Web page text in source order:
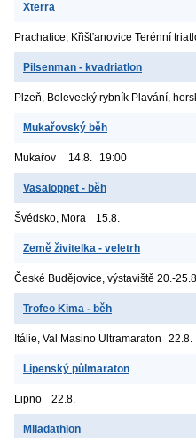
Xterra
Prachatice, Křišťanovice Terénní
Pilsenman - kvadriatlon
Plzeň, Bolevecký rybník Plavání,
Mukařovský běh
Mukařov 14.8. 19:00
Vasaloppet - běh
Švédsko, Mora 15.8.
Země živitelka - veletrh
České Budějovice, výstaviště 20.-
Trofeo Kima - běh
Itálie, Val Masino Ultramaraton 22.8.
Lipenský půlmaraton
Lipno 22.8.
Miladathlon